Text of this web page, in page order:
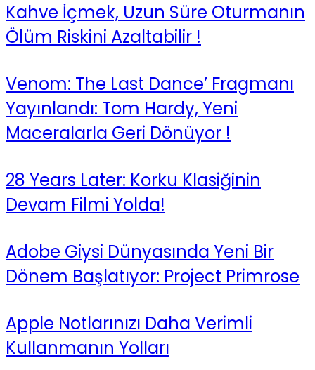
Kahve İçmek, Uzun Süre Oturmanın
Ölüm Riskini Azaltabilir !
Venom: The Last Dance’ Fragmanı
Yayınlandı: Tom Hardy, Yeni
Maceralarla Geri Dönüyor !
28 Years Later: Korku Klasiğinin
Devam Filmi Yolda!
Adobe Giysi Dünyasında Yeni Bir
Dönem Başlatıyor: Project Primrose
Apple Notlarınızı Daha Verimli
Kullanmanın Yolları